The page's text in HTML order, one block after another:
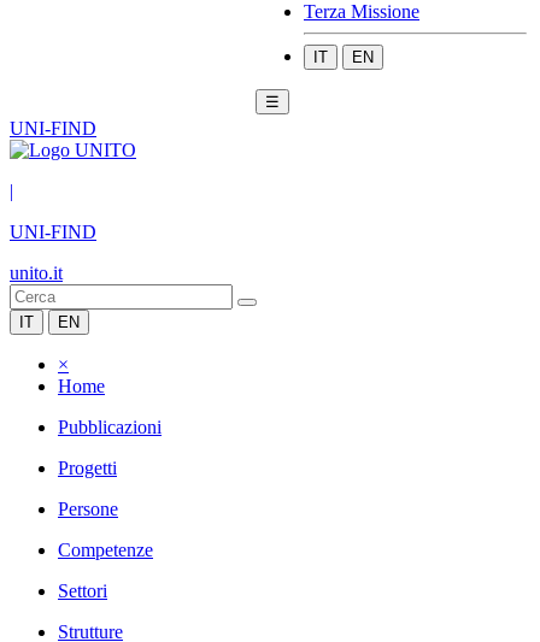
Terza Missione
IT EN
☰
UNI-FIND
|
UNI-FIND
unito.it
IT EN
×
Home
Pubblicazioni
Progetti
Persone
Competenze
Settori
Strutture